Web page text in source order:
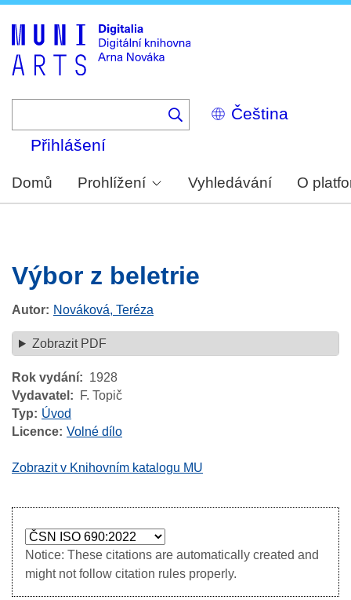
Select
your
Přihlášení
Domů Prohlížení Vyhledávání O
Výbor z beletrie
Autor Nováková, Teréza
Zobrazit PDF
Rok vydání
1928
Vydavatel
F. Topič
Typ
Úvod
Licence Volné dílo
Zobrazit v Knihovním katalogu MU
Notice: These citations are automatically created and
might not follow citation rules properly.